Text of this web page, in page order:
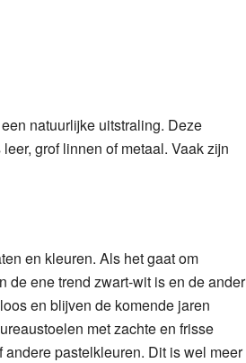
natuurlijke uitstraling. Deze
grof linnen of metaal. Vaak zijn
en kleuren. Als het gaat om
de ene trend zwart-wit is en de ander
en blijven de komende jaren
met zachte en frisse
pastelkleuren. Dit is wel meer